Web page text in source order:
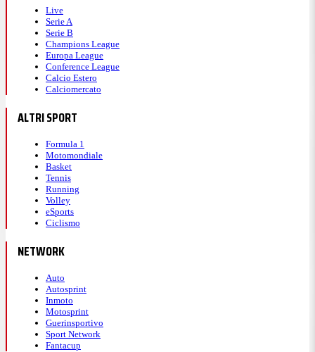
Live
Serie A
Serie B
Champions League
Europa League
Conference League
Calcio Estero
Calciomercato
ALTRI SPORT
Formula 1
Motomondiale
Basket
Tennis
Running
Volley
eSports
Ciclismo
NETWORK
Auto
Autosprint
Inmoto
Motosprint
Guerinsportivo
Sport Network
Fantacup